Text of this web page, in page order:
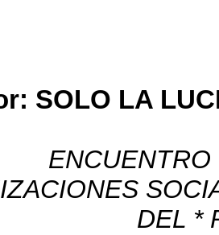
SOLO LA
DEL *